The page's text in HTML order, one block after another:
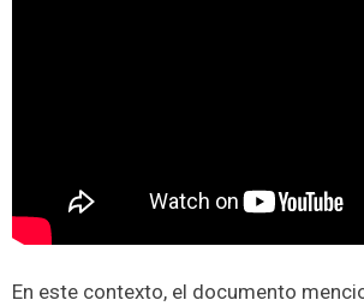
En este contexto, el documento